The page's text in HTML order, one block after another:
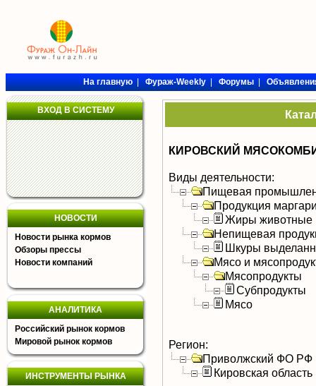
На главную|Фураж-Weekly|Форумы|
ВХОД В СИСТЕМУ
НОВОСТИ
Новости рынка кормов
Обзоры прессы
Новости компаний
АНАЛИТИКА
Российский рынок кормов
Мировой рынок кормов
ИНСТРУМЕНТЫ РЫНКА
КИРОВСКИЙ
Виды деятельности:
Пищевая
Продукция
Жиры животные
Непищевая
Шкуры
Мясо и
Мясопродукты
Субпродукты
Мясо
Регион:
Приволжский ФО РФ
Кировская область